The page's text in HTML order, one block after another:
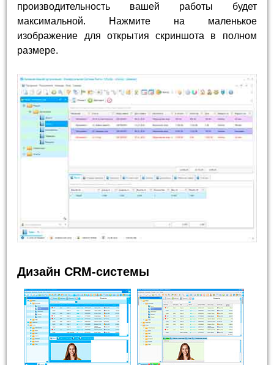
производительность вашей работы будет
максимальной. Нажмите на маленькое
изображение для открытия скриншота в полном
размере.
Дизайн CRM-системы